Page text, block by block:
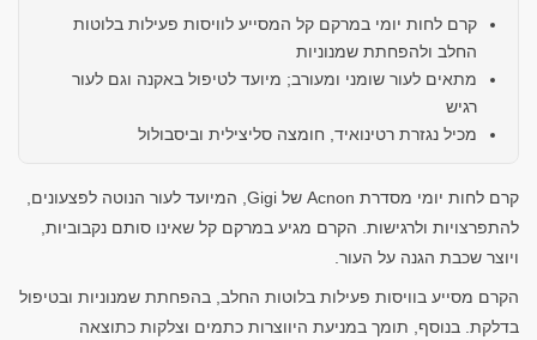
קרם לחות יומי במרקם קל המסייע לוויסות פעילות בלוטות
החלב ולהפחתת שמנוניות
מתאים לעור שומני ומעורב; מיועד לטיפול באקנה וגם לעור
רגיש
מכיל נגזרת רטינואיד, חומצה סליצילית וביסבולול
קרם לחות יומי מסדרת Acnon של Gigi, המיועד לעור הנוטה לפצעונים,
להתפרצויות ולרגישות. הקרם מגיע במרקם קל שאינו סותם נקבוביות,
ויוצר שכבת הגנה על העור.
הקרם מסייע בוויסות פעילות בלוטות החלב, בהפחתת שמנוניות ובטיפול
בדלקת. בנוסף, תומך במניעת היווצרות כתמים וצלקות כתוצאה